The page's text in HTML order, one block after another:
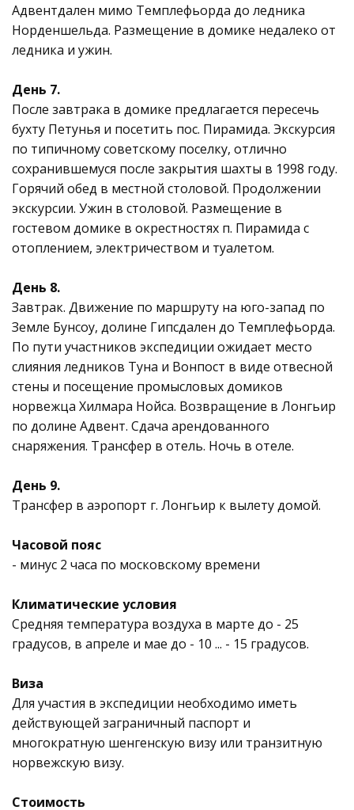
Адвентдален мимо Темплефьорда до ледника
Норденшельда. Размещение в домике недалеко от
ледника и ужин.
День 7.
После завтрака в домике предлагается пересечь
бухту Петунья и посетить пос. Пирамида. Экскурсия
по типичному советскому поселку, отлично
сохранившемуся после закрытия шахты в 1998 году.
Горячий обед в местной столовой. Продолжении
экскурсии. Ужин в столовой. Размещение в
гостевом домике в окрестностях п. Пирамида с
отоплением, электричеством и туалетом.
День 8.
Завтрак. Движение по маршруту на юго-запад по
Земле Бунсоу, долине Гипсдален до Темплефьорда.
По пути участников экспедиции ожидает место
слияния ледников Туна и Вонпост в виде отвесной
стены и посещение промысловых домиков
норвежца Хилмара Нойса. Возвращение в Лонгьир
по долине Адвент. Сдача арендованного
снаряжения. Трансфер в отель. Ночь в отеле.
День 9.
Трансфер в аэропорт г. Лонгьир к вылету домой.
Часовой пояс
- минус 2 часа по московскому времени
Климатические условия
Средняя температура воздуха в марте до - 25
градусов, в апреле и мае до - 10 ... - 15 градусов.
Виза
Для участия в экспедиции необходимо иметь
действующей заграничный паспорт и
многократную шенгенскую визу или транзитную
норвежскую визу.
Стоимость